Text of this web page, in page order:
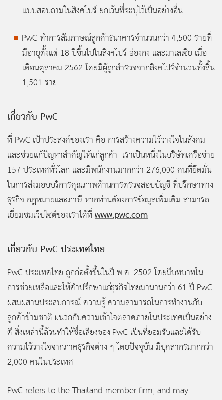
แบบสอบถามในสิงคโปร์ ยกเว้นที่ระบุไว้เป็นอย่างอื่น
PwC ทำการสัมภาษณ์ลูกค้าธนาคารจำนวนกว่า 4,500 รายที่
มีอายุตั้งแต่ 18 ปีขึ้นไปในสิงคโปร์ ฮ่องกง และมาเลเซีย เมื่อ
เดือนตุลาคม 2562 โดยมีผู้ถูกสำรวจจากสิงคโปร์จำนวนทั้งสิ้น
1,501 ราย
เกี่ยวกับ PwC
ที่ PwC เป้าประสงค์ของเรา คือ การสร้างความไว้วางใจในสังคม
และช่วยแก้ปัญหาสำคัญให้แก่ลูกค้า เราเป็นหนึ่งในบริษัทเครือข่าย
157 ประเทศทั่วโลก และมีพนักงานมากกว่า 276,000 คนที่ยึดมั่น
ในการส่งมอบบริการคุณภาพด้านการตรวจสอบบัญชี ที่ปรึกษาทาง
ธุรกิจ กฎหมายและภาษี หากท่านต้องการข้อมูลเพิ่มเติม สามารถ
เยี่ยมชมเว็บไซต์ของเราได้ที่www.pwc.com
เกี่ยวกับ PwC ประเทศไทย
PwC ประเทศไทย ถูกก่อตั้งขึ้นในปี พ.ศ. 2502 โดยมีบทบาทใน
การช่วยเหลือและให้คำปรึกษาแก่ธุรกิจไทยมานานกว่า 61 ปี PwC
ผสมผสานประสบการณ์ ความรู้ ความสามารถในการทำงานกับ
ลูกค้าข้ามชาติ ผนวกกับความเข้าใจตลาดภายในประเทศเป็นอย่าง
ดี สิ่งเหล่านี้ล้วนทำให้ชื่อเสียงของ PwC เป็นที่ยอมรับและได้รับ
ความไว้วางใจจากภาคธุรกิจต่าง ๆ โดยปัจจุบัน มีบุคลากรมากกว่า
2,000 คนในประเทศ
PwC refers to the Thailand member firm, and may